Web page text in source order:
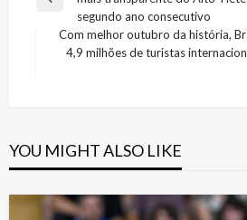
de
Post
Previous
segundo ano consecutivo
Next
Com melhor outubro da história,
4,9 milhões de turistas
YOU MIGHT ALSO LIKE